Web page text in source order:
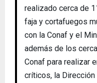
realizado cerca de
faja y cortafuegos
con la Conaf y el
además de los
Conaf para realizar
críticos, la